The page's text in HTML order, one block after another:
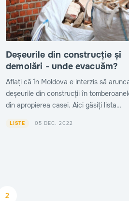
Deșeurile din construcție și
demolări - unde evacuăm?
Aflați că în Moldova e interzis să
deșeurile din construcții în
din apropierea casei. Aici găsiți lista
LISTE 05 DEC. 2022
2